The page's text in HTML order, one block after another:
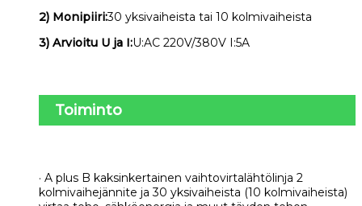
2) Monipiiri:30 yksivaiheista tai 10 kolmivaiheista
3) Arvioitu U ja I:U:AC 220V/380V I:5A
Toiminto
· A plus B kaksinkertainen vaihtovirtalähtölinja 2
kolmivaihejännite ja 30 yksivaiheista (10 kolmivaiheista)